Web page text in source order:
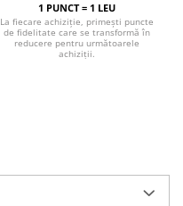
1 PUNCT = 1 LEU
La fiecare achiziție, primești puncte
de fidelitate care se transformă în
reducere pentru următoarele
achiziții.